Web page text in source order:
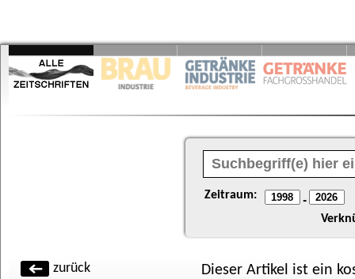
Zeitraum: -
zurück Dieser Artikel ist ein